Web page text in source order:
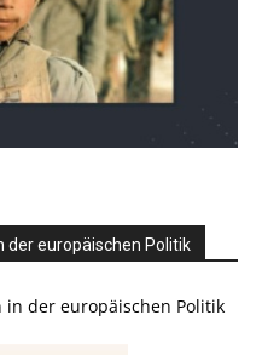
der europäischen Politik
in der europäischen Politik